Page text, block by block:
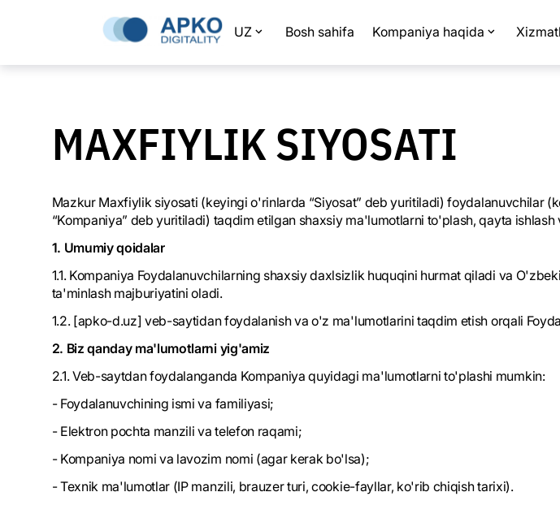
UZ Bosh sahifa Kompaniya haqida
MAXFIYLIK SIYOSATI
Mazkur Maxfiylik siyosati (keyingi o'rinlarda “Siyosat” deb yuritiladi) foydalanuvchilar
“Kompaniya” deb yuritiladi) taqdim etilgan shaxsiy ma'lumotlarni to'plash, qayta
1. Umumiy qoidalar
1.1. Kompaniya Foydalanuvchilarning shaxsiy daxlsizlik huquqini hurmat qiladi va
ta'minlash majburiyatini oladi.
1.2. [apko-d.uz] veb-saytidan foydalanish va o'z ma'lumotlarini taqdim etish orqali
2. Biz qanday ma'lumotlarni yig'amiz
2.1. Veb-saytdan foydalanganda Kompaniya quyidagi ma'lumotlarni to'plashi mumkin:
- Foydalanuvchining ismi va familiyasi;
- Elektron pochta manzili va telefon raqami;
- Kompaniya nomi va lavozim nomi (agar kerak bo'lsa);
- Texnik ma'lumotlar (IP manzili, brauzer turi, cookie-fayllar, ko'rib chiqish tarixi).